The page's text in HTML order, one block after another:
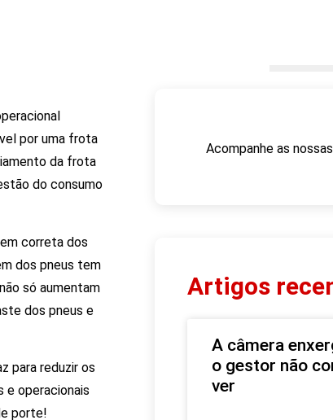
por uma frota
da frota
do consumo
correta dos
dos pneus tem
só aumentam
dos pneus e
para reduzir os
e operacionais
porte!
Acompanhe as
Artigos
A câmera
o gestor não
ver